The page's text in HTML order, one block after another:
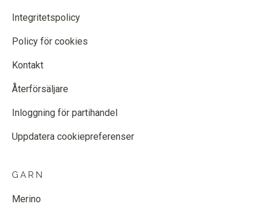
Integritetspolicy
Policy för cookies
Kontakt
Återförsäljare
Inloggning för partihandel
Uppdatera cookiepreferenser
GARN
Merino